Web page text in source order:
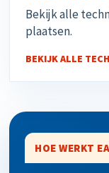
Bekijk alle
plaatsen.
BEKIJK ALLE
HOE WERKT